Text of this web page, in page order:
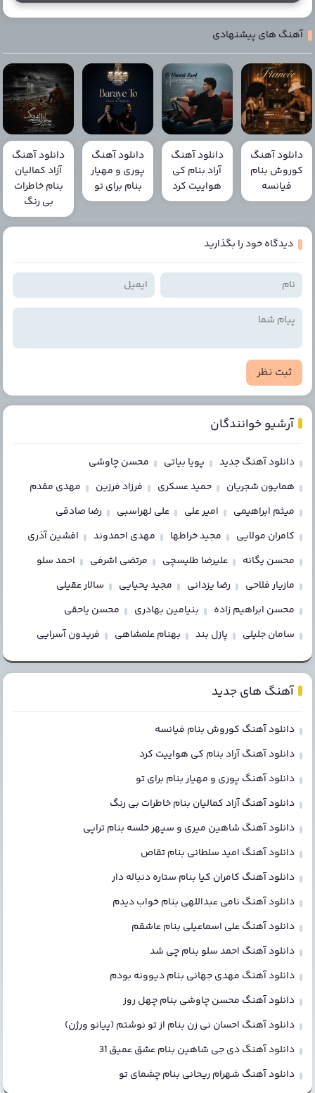
آهنگ های پیشنهادی
دانلود آهنگ
کوروش بنام
فیانسه
دانلود آهنگ
آراد بنام کی
هواییت کرد
دانلود آهنگ
پوری و مهیار
بنام برای تو
دانلود آهنگ
آزاد کمالیان
بنام خاطرات
بی رنگ
دیدگاه خود را بگذارید
ثبت نظر
آرشیو خوانندگان
دانلود آهنگ جدید پویا بیاتی
محسن چاوشی
همایون شجریان
حمید عسکری فرزاد فرزین
مهدی مقدم
میثم ابراهیمی
امیر علی علی لهراسبی
رضا صادقی
کامران مولایی
مجید خراطها مهدی احمدوند
افشین آذری
محسن یگانه
علیرضا طلیسچی مرتضی اشرفی
احمد سلو
مازیار فلاحی
رضا یزدانی مجید یحیایی
سالار عقیلی
محسن ابراهیم زاده
بنیامین بهادری
محسن یاحقی
سامان جلیلی
پازل بند بهنام علمشاهی فریدون آسرایی
آهنگ های جدید
دانلود آهنگ کوروش بنام فیانسه
دانلود آهنگ آراد بنام کی هواییت کرد
دانلود آهنگ پوری و مهیار بنام برای تو
دانلود آهنگ آزاد کمالیان بنام خاطرات بی رنگ
دانلود آهنگ شاهین میری و سپهر خلسه بنام تراپی
دانلود آهنگ امید سلطانی بنام تقاص
دانلود آهنگ کامران کیا بنام ستاره دنباله دار
دانلود آهنگ نامی عبداللهی بنام خواب دیدم
دانلود آهنگ علی اسماعیلی بنام عاشقم
دانلود آهنگ احمد سلو بنام چی شد
دانلود آهنگ مهدی جهانی بنام دیوونه بودم
دانلود آهنگ محسن چاوشی بنام چهل روز
دانلود آهنگ احسان نی زن بنام از تو نوشتم (پیانو ورژن)
دانلود آهنگ دی جی شاهین بنام عشق عمیق 31
دانلود آهنگ شهرام ریحانی بنام چشمای تو